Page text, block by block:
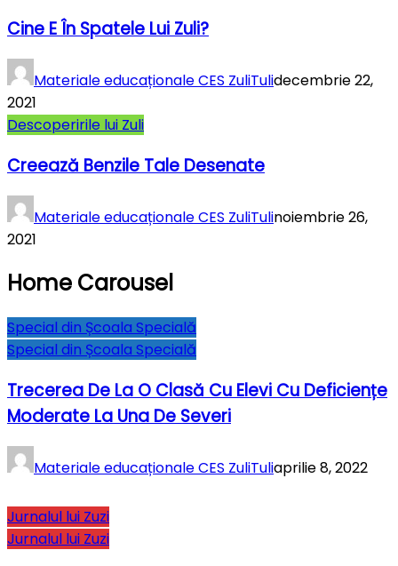
Cine E În Spatele Lui Zuli?
Materiale educaționale CES ZuliTulidecembrie 22,
2021
Descoperirile lui Zuli
Creează Benzile Tale Desenate
Materiale educaționale CES ZuliTulinoiembrie 26,
2021
Home Carousel
Special din Școala Specială
Special din Școala Specială
Trecerea De La O Clasă Cu Elevi Cu Deficiențe
Moderate La Una De Severi
Materiale educaționale CES ZuliTuliaprilie 8, 2022
Jurnalul lui Zuzi
Jurnalul lui Zuzi